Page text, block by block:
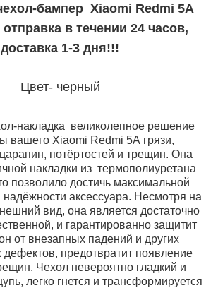
бампер Xiaomi Redmi 5A
в течении 24 часов,
доставка 1-3 дня!!!
Цвет- черный
накладка великолепное решение
вашего Xiaomi Redmi 5A грязи,
потёртостей и трещин. Она
накладки из термополиуретана
позволило достичь максимальной
надёжности аксессуара. Несмотря на
вид, она является достаточно
и гарантированно защитит
от внезапных падений и других
дефектов, предотвратит появление
Чехол невероятно гладкий и
легко гнется и трансформируется